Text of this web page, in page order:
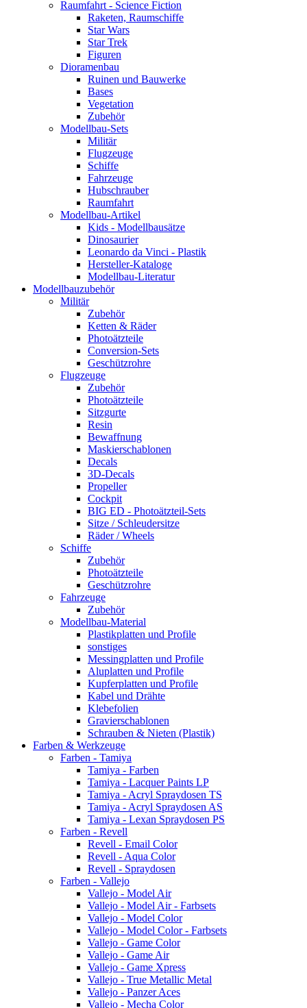
Raumfahrt - Science Fiction
Raketen, Raumschiffe
Star Wars
Star Trek
Figuren
Dioramenbau
Ruinen und Bauwerke
Bases
Vegetation
Zubehör
Modellbau-Sets
Militär
Flugzeuge
Schiffe
Fahrzeuge
Hubschrauber
Raumfahrt
Modellbau-Artikel
Kids - Modellbausätze
Dinosaurier
Leonardo da Vinci - Plastik
Hersteller-Kataloge
Modellbau-Literatur
Modellbauzubehör
Militär
Zubehör
Ketten & Räder
Photoätzteile
Conversion-Sets
Geschützrohre
Flugzeuge
Zubehör
Photoätzteile
Sitzgurte
Resin
Bewaffnung
Maskierschablonen
Decals
3D-Decals
Propeller
Cockpit
BIG ED - Photoätzteil-Sets
Sitze / Schleudersitze
Räder / Wheels
Schiffe
Zubehör
Photoätzteile
Geschützrohre
Fahrzeuge
Zubehör
Modellbau-Material
Plastikplatten und Profile
sonstiges
Messingplatten und Profile
Aluplatten und Profile
Kupferplatten und Profile
Kabel und Drähte
Klebefolien
Gravierschablonen
Schrauben & Nieten (Plastik)
Farben & Werkzeuge
Farben - Tamiya
Tamiya - Farben
Tamiya - Lacquer Paints LP
Tamiya - Acryl Spraydosen TS
Tamiya - Acryl Spraydosen AS
Tamiya - Lexan Spraydosen PS
Farben - Revell
Revell - Email Color
Revell - Aqua Color
Revell - Spraydosen
Farben - Vallejo
Vallejo - Model Air
Vallejo - Model Air - Farbsets
Vallejo - Model Color
Vallejo - Model Color - Farbsets
Vallejo - Game Color
Vallejo - Game Air
Vallejo - Game Xpress
Vallejo - True Metallic Metal
Vallejo - Panzer Aces
Vallejo - Mecha Color